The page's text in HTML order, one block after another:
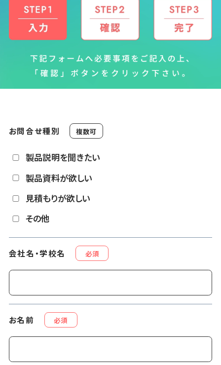
お問合せ種別 複数可
製品説明を聞きたい
製品資料が欲しい
見積もりが欲しい
その他
会社名・学校名 必須
お名前 必須